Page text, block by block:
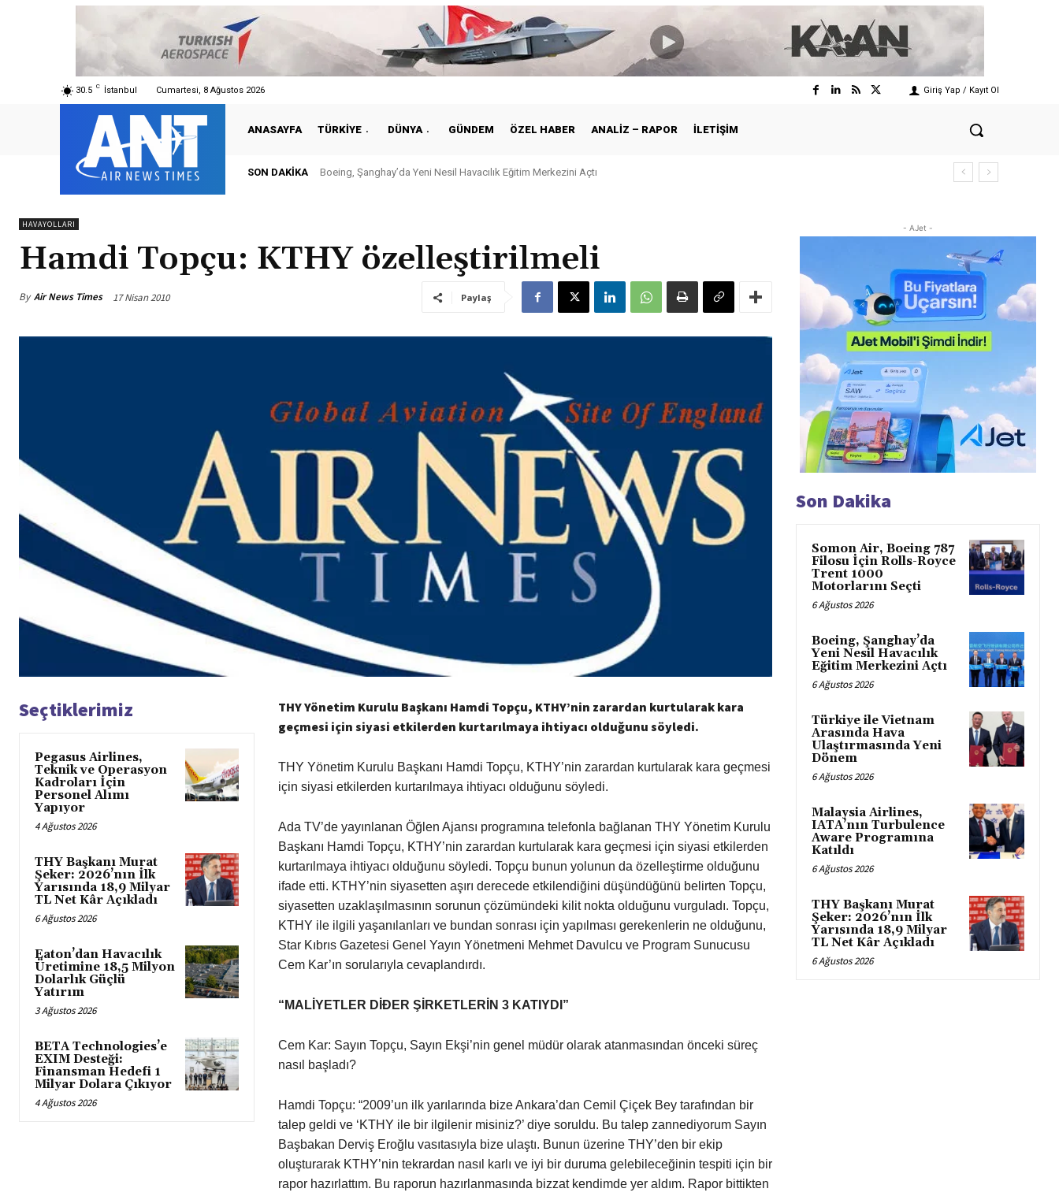
30.5 C İstanbul Cumartesi, 8 Ağustos 2026 Giriş Yap / Kayıt Ol
ANASAYFA TÜRKIYE DÜNYA GÜNDEM ÖZEL HABER ANALIZ – RAPOR İLETIŞIM
SON DAKIKA Boeing, Şanghay’da Yeni Nesil Havacılık Eğitim Merkezini Açtı
HAVAYOLLARI
Hamdi Topçu: KTHY özelleştirilmeli
By Air News Times 17 Nisan 2010 Paylaş
Seçtiklerimiz
Pegasus Airlines,
Teknik ve Operasyon
Kadroları İçin
Personel Alımı
Yapıyor
4 Ağustos 2026
THY Başkanı Murat
Şeker: 2026’nın İlk
Yarısında 18,9 Milyar
TL Net Kâr Açıkladı
6 Ağustos 2026
Eaton’dan Havacılık
Üretimine 18,5 Milyon
Dolarlık Güçlü
Yatırım
3 Ağustos 2026
BETA Technologies’e
EXIM Desteği:
Finansman Hedefi 1
Milyar Dolara Çıkıyor
4 Ağustos 2026
THY Yönetim Kurulu Başkanı Hamdi Topçu, KTHY’nin zarardan kurtularak kara
geçmesi için siyasi etkilerden kurtarılmaya ihtiyacı olduğunu söyledi.
THY Yönetim Kurulu Başkanı Hamdi Topçu, KTHY’nin zarardan kurtularak kara geçmesi
için siyasi etkilerden kurtarılmaya ihtiyacı olduğunu söyledi.
Ada TV’de yayınlanan Öğlen Ajansı programına telefonla bağlanan THY Yönetim Kurulu
Başkanı Hamdi Topçu, KTHY’nin zarardan kurtularak kara geçmesi için siyasi etkilerden
kurtarılmaya ihtiyacı olduğunu söyledi. Topçu bunun yolunun da özelleştirme olduğunu
ifade etti. KTHY’nin siyasetten aşırı derecede etkilendiğini düşündüğünü belirten Topçu,
siyasetten uzaklaşılmasının sorunun çözümündeki kilit nokta olduğunu vurguladı. Topçu,
KTHY ile ilgili yaşanılanları ve bundan sonrası için yapılması gerekenlerin ne olduğunu,
Star Kıbrıs Gazetesi Genel Yayın Yönetmeni Mehmet Davulcu ve Program Sunucusu
Cem Kar’ın sorularıyla cevaplandırdı.
“MALİYETLER DİÐER ŞİRKETLERİN 3 KATIYDI”
Cem Kar: Sayın Topçu, Sayın Ekşi’nin genel müdür olarak atanmasından önceki süreç
nasıl başladı?
Hamdi Topçu: “2009’un ilk yarılarında bize Ankara’dan Cemil Çiçek Bey tarafından bir
talep geldi ve ‘KTHY ile bir ilgilenir misiniz?’ diye soruldu. Bu talep zannediyorum Sayın
Başbakan Derviş Eroğlu vasıtasıyla bize ulaştı. Bunun üzerine THY’den bir ekip
oluşturarak KTHY’nin tekrardan nasıl karlı ve iyi bir duruma gelebileceğinin tespiti için bir
rapor hazırlattım. Bu raporun hazırlanmasında bizzat kendimde yer aldım. Rapor bittikten
- AJet -
Son Dakika
Somon Air, Boeing 787
Filosu İçin Rolls-Royce
Trent 1000
Motorlarını Seçti
6 Ağustos 2026
Boeing, Şanghay’da
Yeni Nesil Havacılık
Eğitim Merkezini Açtı
6 Ağustos 2026
Türkiye ile Vietnam
Arasında Hava
Ulaştırmasında Yeni
Dönem
6 Ağustos 2026
Malaysia Airlines,
IATA’nın Turbulence
Aware Programına
Katıldı
6 Ağustos 2026
THY Başkanı Murat
Şeker: 2026’nın İlk
Yarısında 18,9 Milyar
TL Net Kâr Açıkladı
6 Ağustos 2026